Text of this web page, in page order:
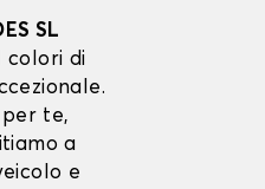
SL
colori di
te,
a
e